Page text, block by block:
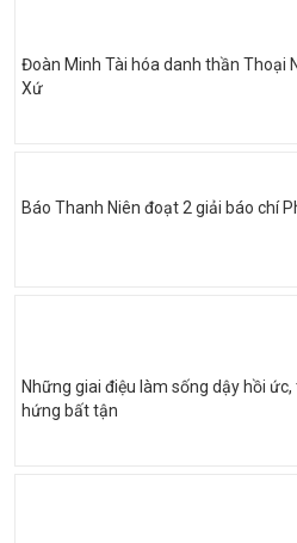
Đoàn Minh Tài hóa danh thần Thoại
Xứ
Báo Thanh Niên đoạt 2 giải báo chí
Những giai điệu làm sống dậy hồi
hứng bất tận